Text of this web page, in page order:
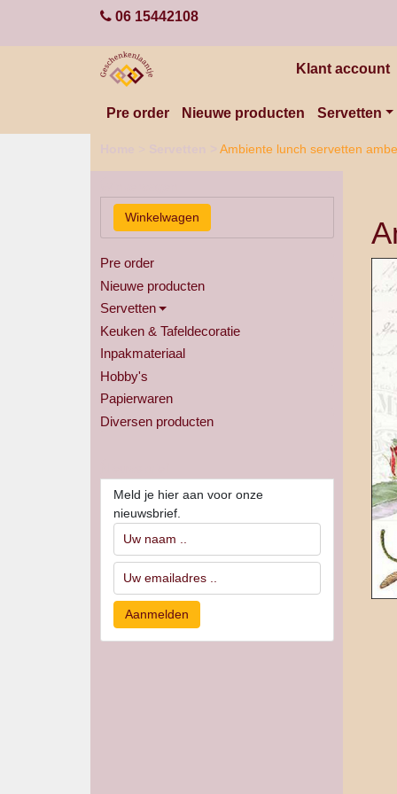
06 15442108
Klant account
Pre order Nieuwe producten Servetten
Ambiente lunch servetten
Pre order
Nieuwe producten
Servetten
Keuken & Tafeldecoratie
Inpakmateriaal
Hobby's
Papierwaren
Diversen producten
Meld je hier aan voor onze
nieuwsbrief.